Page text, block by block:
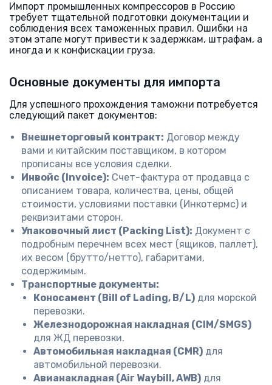
Импорт промышленных компрессоров в Россию
требует тщательной подготовки документации и
соблюдения всех таможенных правил. Ошибки на
этом этапе могут привести к задержкам, штрафам, а
иногда и к конфискации груза.
Основные документы для импорта
Для успешного прохождения таможни потребуется
следующий пакет документов:
Внешнеторговый контракт: Договор между
вами и китайским поставщиком, в котором
прописаны все условия сделки.
Инвойс (Invoice): Счет-фактура от продавца с
описанием товара, количества, цены, общей
стоимости, условиями поставки (Инкотермс) и
реквизитами сторон.
Упаковочный лист (Packing List): Документ с
подробным перечнем всех мест (ящиков, паллет),
их весом (брутто/нетто), габаритами,
содержимым.
Транспортные документы:
Коносамент (Bill of Lading, B/L) для морской
перевозки.
Железнодорожная накладная (CIM/SMGS)
для ЖД перевозки.
Автомобильная накладная (CMR) для
автомобильной перевозки.
Авианакладная (Air Waybill, AWB) для